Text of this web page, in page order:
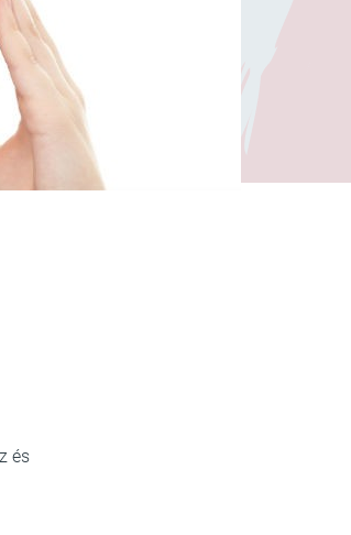
és